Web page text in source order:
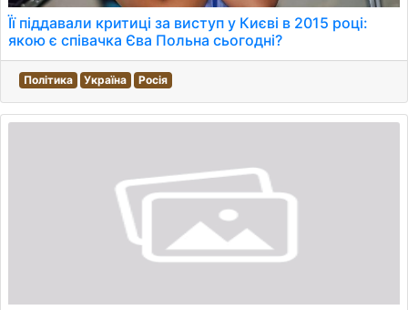
Її піддавали критиці за виступ у Києві в 2015 році:
якою є співачка Єва Польна сьогодні?
Політика Україна Росія